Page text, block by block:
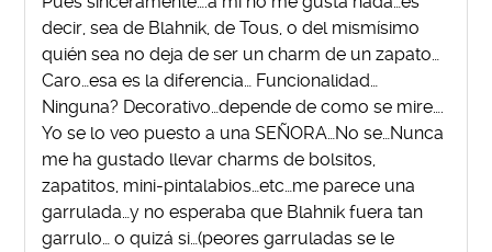
decir, sea de Blahnik, de Tous, o del mismísimo
quién sea no deja de ser un charm de un zapato…
Caro…esa es la diferencia… Funcionalidad…
Ninguna? Decorativo…depende de como se mire….
Yo se lo veo puesto a una SEÑORA…No se…Nunca
me ha gustado llevar charms de bolsitos,
zapatitos, mini-pintalabios…etc…me parece una
garrulada…y no esperaba que Blahnik fuera tan
garrulo… o quizá si…(peores garruladas se le